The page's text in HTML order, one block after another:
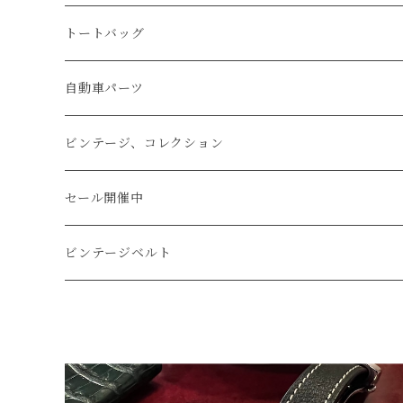
マネークリップ
腕時計
キーホルダー
キーケース
レザーウォッチ
文字盤Mサイズ（φ33mm）
文字盤Sサイズ（φ26mm）
レザーウォレット
ロング
ショート
タバコケース
カードケース
ウォレットロープ
パイソン
リザード
エレファント
ガルーシャ（エイ）
アリゲーター
コードバン
ハンドステッチ（手縫い）仕立て
ミシンステッチ仕立て
トートバッグ
自動車パーツ
ステアリング
シフトノブ
ビンテージ、コレクション
ウッドキーホルダー
ZIPPO/ジッポー・ライター
セール開催中
ビンテージベルト